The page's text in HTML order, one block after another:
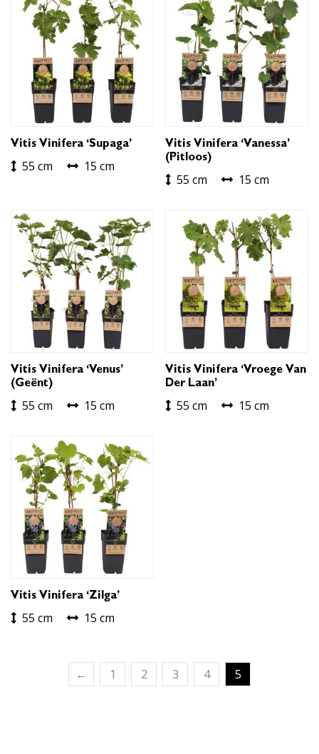
Vitis Vinifera ‘Supaga’
55 cm 15 cm
Vitis Vinifera ‘Vanessa’
(pitloos)
55 cm 15 cm
Vitis Vinifera ‘Venus’
(geënt)
55 cm 15 cm
Vitis Vinifera ‘Vroege Van
Der Laan’
55 cm 15 cm
Vitis Vinifera ‘Zilga’
55 cm 15 cm
← 1 2 3 4 5